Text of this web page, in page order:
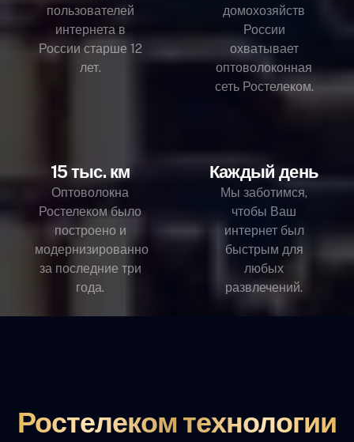
пользователей
интернета в
России старше 12
лет.
домохозяйств
России
охватывает
оптоволоконная
сеть Ростелеком.
15 тыс. км
Оптоволокна
Ростелеком было
построено и
модернизированно
за последние три
года.
Каждый день
Мы заботимся,
чтобы Ваш
интернет был
быстрым для
любых
развлечений.
Ростелеком технологии